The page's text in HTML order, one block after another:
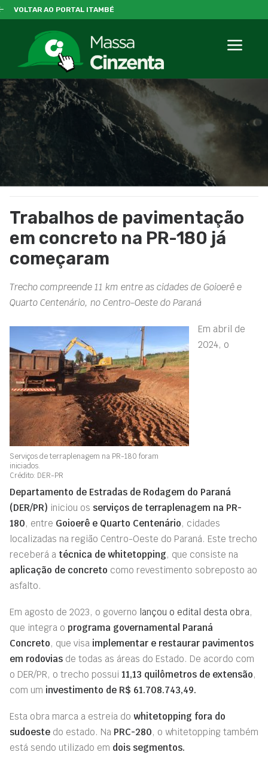
VOLTAR AO PORTAL ITAMBÉ
Trabalhos de pavimentação
em concreto na PR-180 já
começaram
Trecho compreende 11 km entre as cidades de Goioerê e
Quarto Centenário, no Centro-Oeste do Paraná
Serviços de terraplenagem na PR-180 foram
iniciados.
Crédito: DER-PR
Em abril de
2024, o
Departamento de Estradas de Rodagem do Paraná
(DER/PR) iniciou os serviços de terraplenagem na PR-
180, entre Goioerê e Quarto Centenário, cidades
localizadas na região Centro-Oeste do Paraná. Este trecho
receberá a técnica de whitetopping, que consiste na
aplicação de concreto como revestimento sobreposto ao
asfalto.
Em agosto de 2023, o governo lançou o edital desta obra,
que integra o programa governamental Paraná
Concreto, que visa implementar e restaurar pavimentos
em rodovias de todas as áreas do Estado. De acordo com
o DER/PR, o trecho possui 11,13 quilômetros de extensão,
com um investimento de R$ 61.708.743,49.
Esta obra marca a estreia do whitetopping fora do
sudoeste do estado. Na PRC-280, o whitetopping também
está sendo utilizado em dois segmentos.